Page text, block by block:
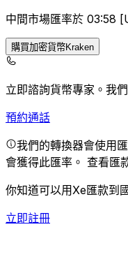
中間市場匯率於 03:58
購買加密貨幣Kraken
立即諮詢貨幣專家。 我
預約通話
我們的轉換器會使用
會獲得此匯率。 查看匯
你知道可以用Xe匯款到
立即註冊